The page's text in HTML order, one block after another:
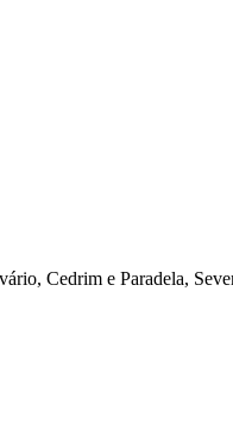
Cedrim e Paradela,